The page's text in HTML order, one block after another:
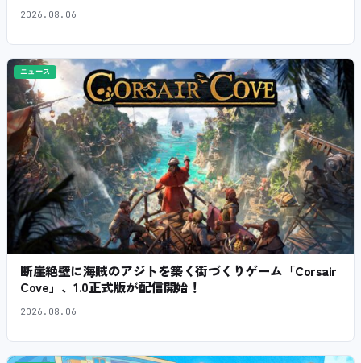
2026.08.06
ニュース
断崖絶壁に海賊のアジトを築く街づくりゲーム「Corsair
Cove」、1.0正式版が配信開始！
2026.08.06